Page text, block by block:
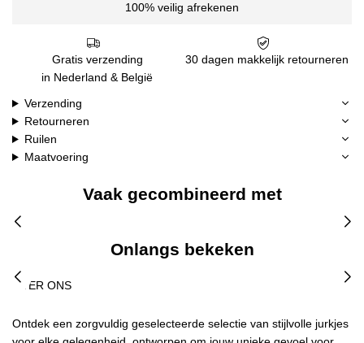
100% veilig afrekenen
Gratis verzending
in Nederland & België
30 dagen makkelijk retourneren
Verzending
Retourneren
Ruilen
Maatvoering
Vaak gecombineerd met
Onlangs bekeken
OVER ONS
Ontdek een zorgvuldig geselecteerde selectie van stijlvolle jurkjes